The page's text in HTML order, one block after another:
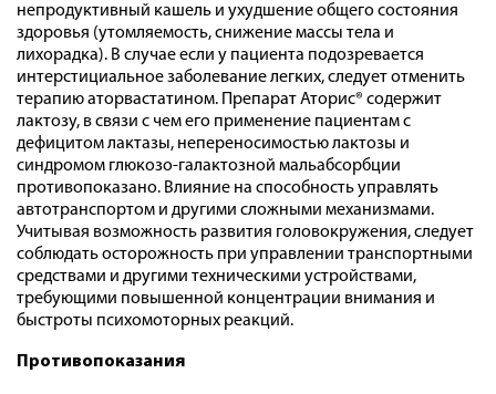
непродуктивный кашель и ухудшение общего состояния
здоровья (утомляемость, снижение массы тела и
лихорадка). В случае если у пациента подозревается
интерстициальное заболевание легких, следует отменить
терапию аторвастатином. Препарат Аторис® содержит
лактозу, в связи с чем его применение пациентам с
дефицитом лактазы, непереносимостью лактозы и
синдромом глюкозо-галактозной мальабсорбции
противопоказано. Влияние на способность управлять
автотранспортом и другими сложными механизмами.
Учитывая возможность развития головокружения, следует
соблюдать осторожность при управлении транспортными
средствами и другими техническими устройствами,
требующими повышенной концентрации внимания и
быстроты психомоторных реакций.
Противопоказания